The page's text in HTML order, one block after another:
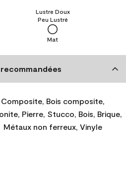
Mat
Peu Lustré
Lustre Doux
Composite, Bois composite,
Pierre, Stucco, Bois, Brique,
Métaux non ferreux, Vinyle